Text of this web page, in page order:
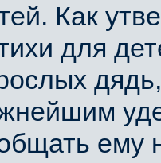
Как
для
ему